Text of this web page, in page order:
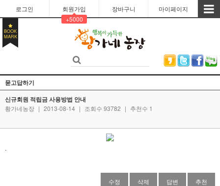
로그인
회원가입
+5000
장바구니 마이페이지
BOOK
MARK
묻고답하기
신규회원 적립금 사용방법 안내
황가네농장 | 2013-08-14 | 조회수 93782 | 추천수 1
.
수정 삭제 답변 추천